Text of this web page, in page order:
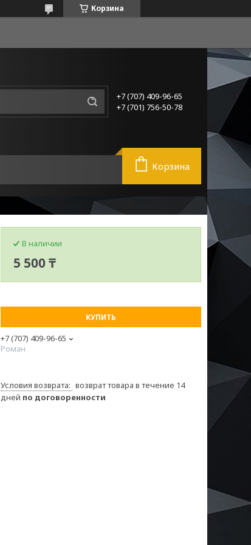
Корзина
+7 (707) 409-96-65
+7 (701) 756-50-78
Корзина
В наличии
5 500 ₸
КУПИТЬ
+7 (707) 409-96-65
Роман
возврат товара в течение 14
дней по договоренности